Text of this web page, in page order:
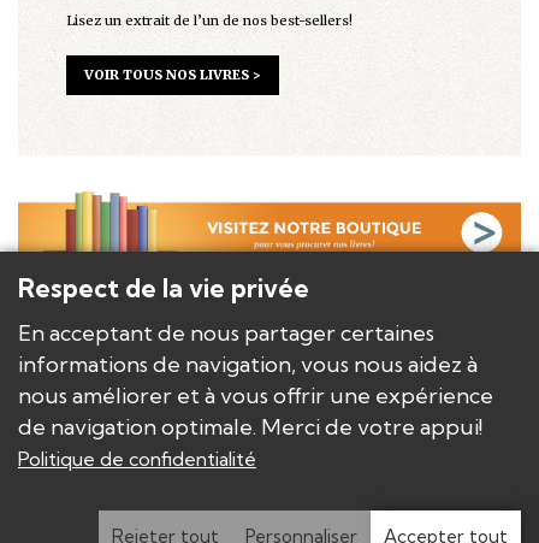
Lisez un extrait de l’un de nos best-sellers!
VOIR TOUS NOS LIVRES >
NOS AUTEURS
NOS LIVRES/PRODUITS
NOS DISTRIBUTEURS
Politique de confidentialité
Modifier les paramètres de confidentialité
Respect de la vie privée
En acceptant de nous partager certaines
informations de navigation, vous nous aidez à
nous améliorer et à vous offrir une expérience
de navigation optimale. Merci de votre appui!
Politique de confidentialité
Rejeter tout Personnaliser Accepter tout